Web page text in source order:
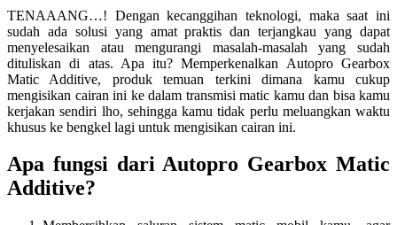
TENAAANG…! Dengan kecanggihan teknologi, maka saat ini
sudah ada solusi yang amat praktis dan terjangkau yang dapat
menyelesaikan atau mengurangi masalah-masalah yang sudah
dituliskan di atas. Apa itu? Memperkenalkan Autopro Gearbox
Matic Additive, produk temuan terkini dimana kamu cukup
mengisikan cairan ini ke dalam transmisi matic kamu dan bisa kamu
kerjakan sendiri lho, sehingga kamu tidak perlu meluangkan waktu
khusus ke bengkel lagi untuk mengisikan cairan ini.
Apa fungsi dari Autopro Gearbox Matic
Additive?